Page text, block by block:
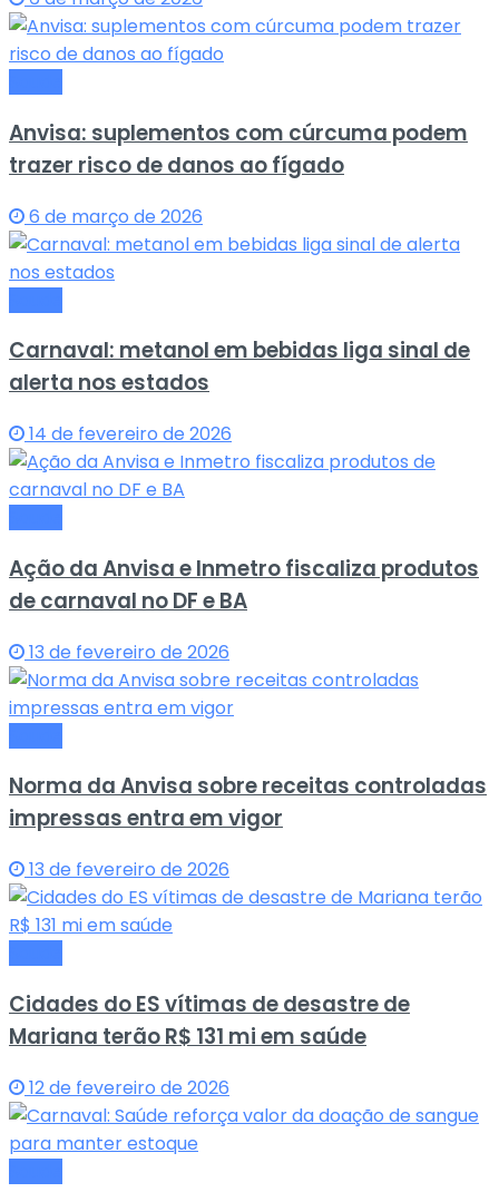
Anvisa: suplementos com cúrcuma podem
trazer risco de danos ao fígado
6 de março de 2026
Carnaval: metanol em bebidas liga sinal de
alerta nos estados
14 de fevereiro de 2026
Ação da Anvisa e Inmetro fiscaliza produtos
de carnaval no DF e BA
13 de fevereiro de 2026
Norma da Anvisa sobre receitas controladas
impressas entra em vigor
13 de fevereiro de 2026
Cidades do ES vítimas de desastre de
Mariana terão R$ 131 mi em saúde
12 de fevereiro de 2026